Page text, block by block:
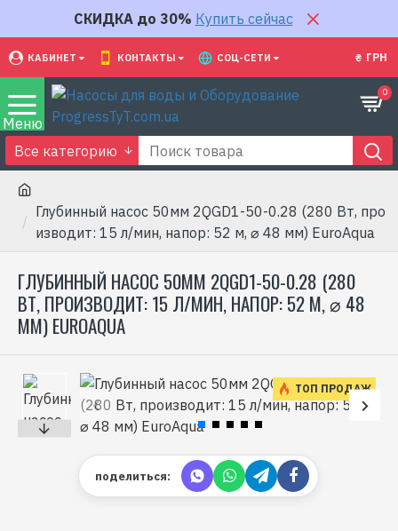
СКИДКА до 30% Купить сейчас
КАБИНЕТ КОНТАКТЫ СОЦ-СЕТИ ₴ ГРН
0
Все категорию
Глубинный насос 50мм 2QGD1-50-0.28 (280 Вт, про
изводит: 15 л/мин, напор: 52 м, ⌀ 48 мм) EuroAqua
ГЛУБИННЫЙ НАСОС 50ММ 2QGD1-50-0.28 (280
ВТ, ПРОИЗВОДИТ: 15 Л/МИН, НАПОР: 52 М, ⌀ 48
ММ) EUROAQUA
ТОП ПРОДАЖ
поделиться: